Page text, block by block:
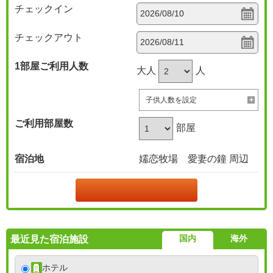
チェックイン
チェックアウト
1部屋ご利用人数 大人 人
子供人数を設定
ご利用部屋数 部屋
宿泊地 嬬恋牧場 愛妻の鐘 周辺
最近見た宿泊施設 国内 海外
ホテル